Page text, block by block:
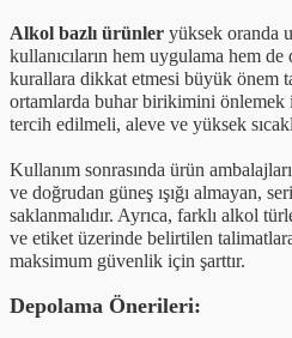
Alkol bazlı ürünler yüksek oranda
kullanıcıların hem uygulama hem
kurallara dikkat etmesi büyük önem
ortamlarda buhar birikimini önlemek
tercih edilmeli, aleve ve yüksek
Kullanım sonrasında ürün
ve doğrudan güneş ışığı almayan,
saklanmalıdır. Ayrıca, farklı alkol
ve etiket üzerinde belirtilen
maksimum güvenlik için şarttır.
Depolama Önerileri: